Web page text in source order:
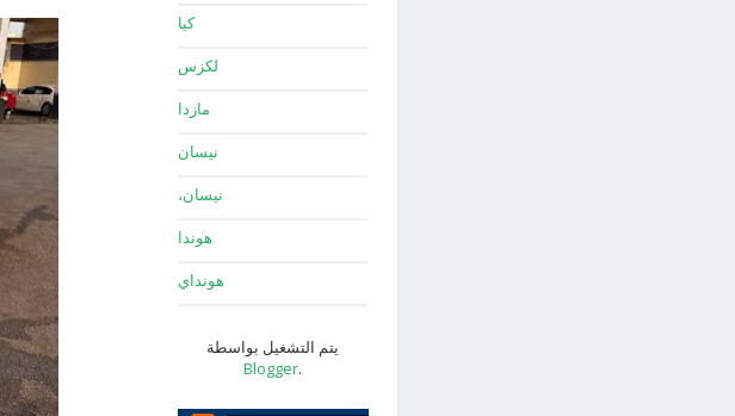
كيا
لكزس
مازدا
نيسان
نيسان،
هوندا
هونداي
يتم التشغيل بواسطة
Blogger.